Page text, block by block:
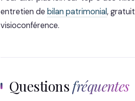
entretien de bilan patrimonial,
visioconférence.
Questionsfréquentes